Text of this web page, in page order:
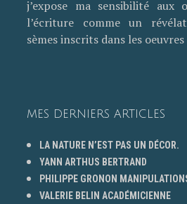
j’expose ma sensibilité aux
l’écriture comme un
sèmes inscrits dans les
MES DERNIERS ARTICLES
LA NATURE N’EST PAS UN DÉCOR.
YANN ARTHUS BERTRAND
PHILIPPE GRONON
VALERIE BELIN ACADÉMICIENNE